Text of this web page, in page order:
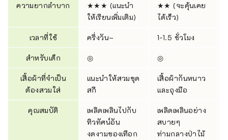
ความยากลำบาก
★★★ (แนะนำ
ให้เรียนเพิ่มเติม)
★★ (จะคุ้นเคย
ได้เร็ว)
เวลาที่ใช้ ครึ่งวัน~ 1-1.5 ชั่วโมง
สำหรับเด็ก ◎ ◎
เสื้อผ้าที่จำเป็น
ต้องสวมใส่
แนะนำให้สวมชุด
สกี
เสื้อผ้ากันหนาว
และถุงมือ
คุณสมบัติ
เพลิดเพลินไปกับ
ทิวทัศน์อัน
งดงามของเทือก
เพลิดเพลินอย่าง
สบายๆ
ท่ามกลางป่าไม้